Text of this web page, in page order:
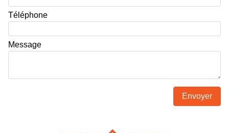
Téléphone
Message
Envoyer